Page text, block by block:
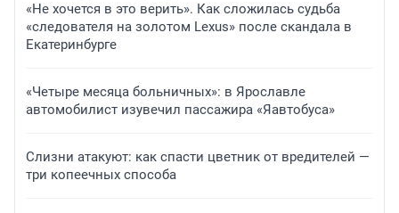
«Не хочется в это верить». Как сложилась судьба
«следователя на золотом Lexus» после скандала в
Екатеринбурге
«Четыре месяца больничных»: в Ярославле
автомобилист изувечил пассажира «Яавтобуса»
Слизни атакуют: как спасти цветник от вредителей —
три копеечных способа